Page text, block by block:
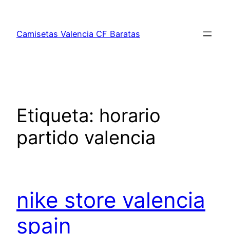
contenido
Camisetas Valencia CF Baratas
Etiqueta: horario
partido valencia
nike store valencia
spain